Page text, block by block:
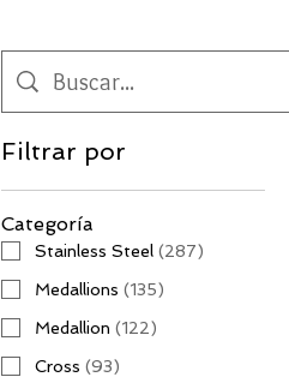
Filtrar por
Categoría
Stainless Steel (287)
Medallions (135)
Medallion (122)
Cross (93)